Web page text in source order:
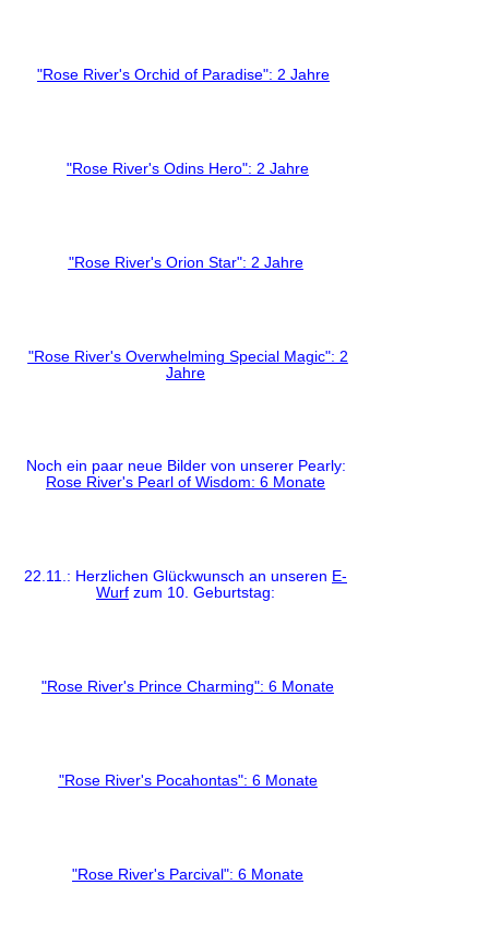
"Rose River's Orchid of Paradise": 2 Jahre
"Rose River's Odins Hero": 2 Jahre
"Rose River's Orion Star": 2 Jahre
"Rose River's Overwhelming Special Magic": 2
Jahre
Noch ein paar neue Bilder von unserer Pearly:
Rose River's Pearl of Wisdom: 6 Monate
22.11.: Herzlichen Glückwunsch an unseren E-
Wurf zum 10. Geburtstag:
"Rose River's Prince Charming": 6 Monate
"Rose River's Pocahontas": 6 Monate
"Rose River's Parcival": 6 Monate